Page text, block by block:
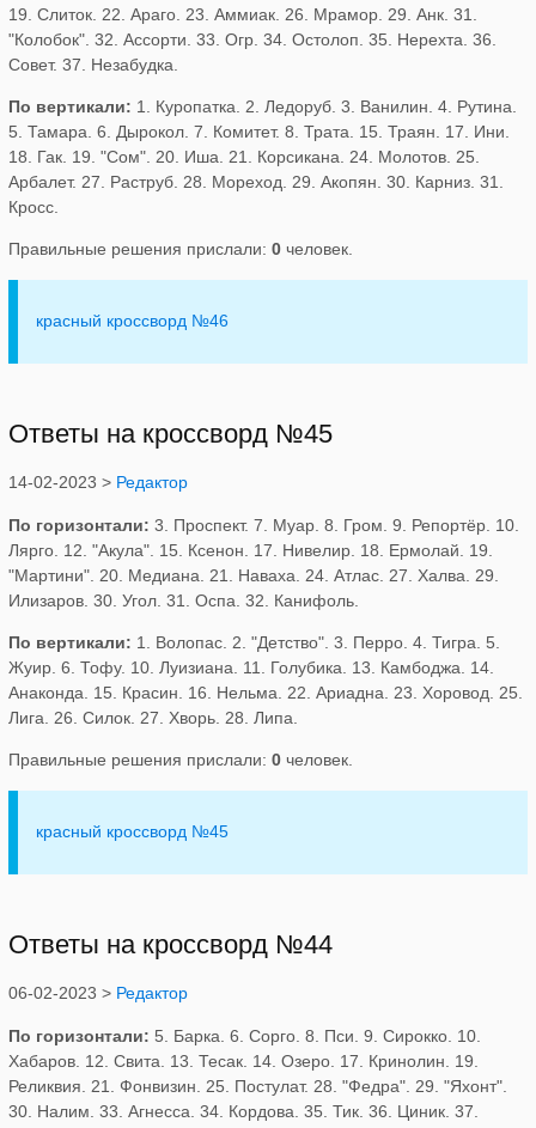
19. Слиток. 22. Араго. 23. Аммиак. 26. Мрамор. 29. Анк. 31.
"Колобок". 32. Ассорти. 33. Огр. 34. Остолоп. 35. Нерехта. 36.
Совет. 37. Незабудка.
По вертикали: 1. Куропатка. 2. Ледоруб. 3. Ванилин. 4. Рутина.
5. Тамара. 6. Дырокол. 7. Комитет. 8. Трата. 15. Траян. 17. Ини.
18. Гак. 19. "Сом". 20. Иша. 21. Корсикана. 24. Молотов. 25.
Арбалет. 27. Раструб. 28. Мореход. 29. Акопян. 30. Карниз. 31.
Кросс.
Правильные решения прислали:0 человек.
красный кроссворд №46
Ответы на кроссворд №45
14-02-2023 > Редактор
По горизонтали: 3. Проспект. 7. Муар. 8. Гром. 9. Репортёр. 10.
Лярго. 12. "Акула". 15. Ксенон. 17. Нивелир. 18. Ермолай. 19.
"Мартини". 20. Медиана. 21. Наваха. 24. Атлас. 27. Халва. 29.
Илизаров. 30. Угол. 31. Оспа. 32. Канифоль.
По вертикали: 1. Волопас. 2. "Детство". 3. Перро. 4. Тигра. 5.
Жуир. 6. Тофу. 10. Луизиана. 11. Голубика. 13. Камбоджа. 14.
Анаконда. 15. Красин. 16. Нельма. 22. Ариадна. 23. Хоровод. 25.
Лига. 26. Силок. 27. Хворь. 28. Липа.
Правильные решения прислали:0 человек.
красный кроссворд №45
Ответы на кроссворд №44
06-02-2023 > Редактор
По горизонтали: 5. Барка. 6. Сорго. 8. Пси. 9. Сирокко. 10.
Хабаров. 12. Свита. 13. Тесак. 14. Озеро. 17. Кринолин. 19.
Реликвия. 21. Фонвизин. 25. Постулат. 28. "Федра". 29. "Яхонт".
30. Налим. 33. Агнесса. 34. Кордова. 35. Тик. 36. Циник. 37.